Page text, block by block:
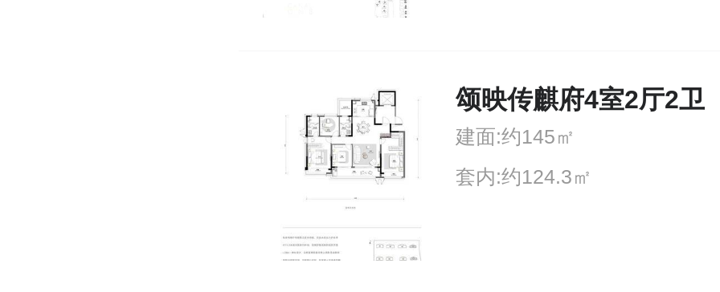
颂映传麒府4室2厅2卫
建面:约145㎡
套内:约124.3㎡